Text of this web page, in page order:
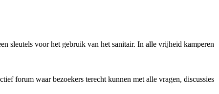
sleutels voor het gebruik van het sanitair. In alle vrijheid kamperen
forum waar bezoekers terecht kunnen met alle vragen, discussies